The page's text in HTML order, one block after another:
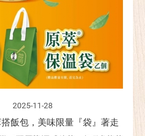
2025-11-28
飯包，美味限量『袋』著走